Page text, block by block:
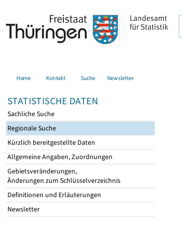
Home Kontakt Suche Newsletter
STATISTISCHE DATEN
Sachliche Suche
Regionale Suche
Kürzlich bereitgestellte Daten
Allgemeine Angaben, Zuordnungen
Gebietsveränderungen,
Änderungen zum Schlüsselverzeichnis
Definitionen und Erläuterungen
Newsletter